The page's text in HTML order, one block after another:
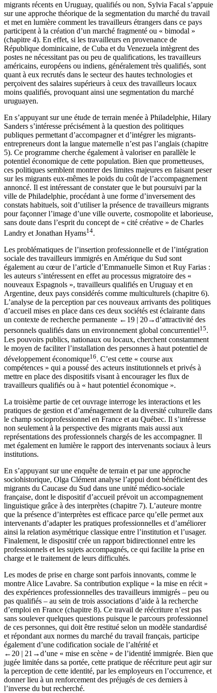
migrants récents en Uruguay, qualifiés ou non, Sylvia Facal s’appuie
sur une approche théorique de la segmentation du marché du travail
et met en lumière comment les travailleurs étrangers dans ce pays
participent à la création d’un marché fragmenté ou « bimodal »
(chapitre 4). En effet, si les travailleurs en provenance de
République dominicaine, de Cuba et du Venezuela intègrent des
postes ne nécessitant pas ou peu de qualifications, les travailleurs
américains, européens ou indiens, généralement très qualifiés, sont
quant à eux recrutés dans le secteur des hautes technologies et
perçoivent des salaires supérieurs à ceux des travailleurs locaux
moins qualifiés, provoquant ainsi une segmentation du marché
uruguayen.
En s’appuyant sur une étude de terrain menée à Philadelphie, Hilary
Sanders s’intéresse précisément à la question des politiques
publiques permettant d’accompagner et d’intégrer les migrants-
entrepreneurs dont la langue maternelle n’est pas l’anglais (chapitre
5). Ce programme cherche également à valoriser en parallèle le
potentiel économique de cette population. Bien que prometteuses,
ces politiques semblent montrer des limites majeures en faisant peser
sur les migrants eux-mêmes le poids du coût de l’accompagnement
annoncé. Il est intéressant de constater que le but poursuivi par la
ville de Philadelphie, procédant à une forme d’inversement des
constats habituels, soit d’utiliser la présence de travailleurs migrants
pour façonner l’image d’une ville ouverte, cosmopolite et laborieuse,
sans doute dans l’esprit du concept de « cité créative » de Charles
Landry et Jonathan Hyams14.
Les problématiques de l’insertion professionnelle et de l’intégration
sociale des travailleurs immigrés en Amérique du Sud sont
également au cœur de l’article d’Emmanuelle Simon et Ruy Farias :
les auteurs s’intéressent en effet au processus migratoire des «
nouveaux Espagnols », travailleurs qualifiés en Uruguay et en
Argentine, deux pays considérés comme multiculturels (chapitre 6).
L’analyse de la perception par ces nouveaux arrivants des politiques
d’accueil mises en place dans ces deux sociétés est éclairante dans
un contexte de recherche permanente ←19 | 20→d’attractivité des
personnels qualifiés dans un environnement global concurrentiel15.
Les pouvoirs publics, nationaux ou locaux, cherchent constamment
le moyen de faciliter l’installation des personnes à haut potentiel de
développement économique16. C’est cette « course aux
compétences » qui a poussé des acteurs institutionnels et privés à
mettre en place des dispositifs visant à encourager les flux de
travailleurs qualifiés ou à « haut potentiel économique ».
La troisième partie de cet ouvrage interroge les interactions et les
pratiques de gestion et d’aménagement de la diversité culturelle dans
le champ socioprofessionnel en France et au Québec. Il s’intéresse
non seulement à la perspective des migrants mais aussi aux
représentations des professionnels chargés de les accompagner. Il
met également en lumière le rapport des intervenants sociaux à leurs
institutions.
En s’appuyant sur une enquête de terrain et par une approche
sociohistorique, Olga Clément analyse l’appui dont bénéficient des
migrants du Caucase du Sud dans une unité médico-sociale
française, dont le dispositif d’accueil prévoit un accompagnement
linguistique grâce à des interprètes (chapitre 7). L’auteure montre
que la présence d’interprètes est efficace parce qu’elle permet aux
intervenants d’adapter les pratiques professionnelles et d’améliorer
ainsi la relation asymétrique classique entre l’institution et l’usager.
Finalement, le dispositif crée un rapport bidirectionnel entre les
professionnels et les sujets accompagnés, ce qui facilite la prise en
charge et le traitement de leurs difficultés.
Les modes de prise en charge sont parfois innovants, comme le
montre Alice Lavabre. Sa contribution explique « la mise en récit »
des expériences professionnelles des travailleurs immigrés – peu ou
pas qualifiés – au sein de trois associations d’aide à la recherche
d’emploi en France (chapitre 8). Ce travail de réécriture n’est pas
sans soulever quelques questions puisque le parcours professionnel
de ces personnes, qui doit être restitué selon un modèle standardisé
et répondant aux normes du marché du travail français, participe
également d’une codification sociale de l’altérité et
←20 | 21→d’une « mise en scène » de l’identité immigrée. Bien que
jugée limitée dans sa portée, cette pratique de réécriture peut agir sur
la perception de cette identité, par les employeurs en l’occurrence, et
donner lieu à un renforcement des préjugés de ces derniers à
l’inverse du but recherché.